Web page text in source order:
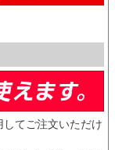
てご注文いただけ